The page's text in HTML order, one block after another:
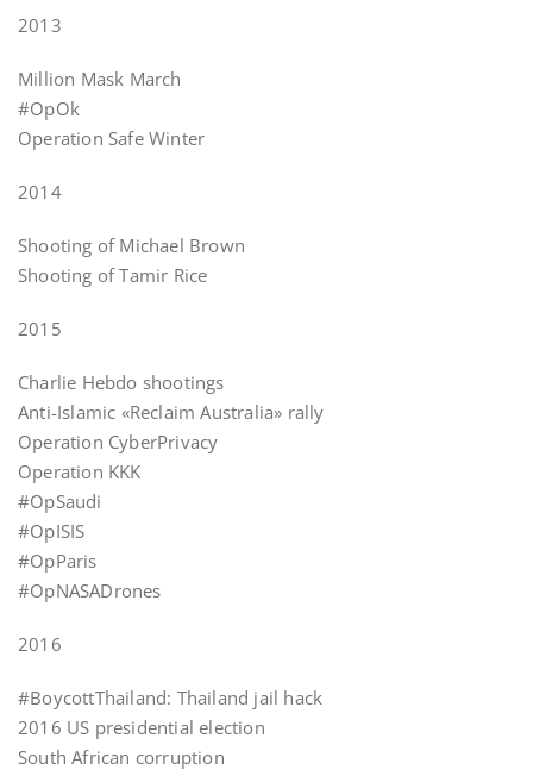
2013
Million Mask March
#OpOk
Operation Safe Winter
2014
Shooting of Michael Brown
Shooting of Tamir Rice
2015
Charlie Hebdo shootings
Anti-Islamic «Reclaim Australia» rally
Operation CyberPrivacy
Operation KKK
#OpSaudi
#OpISIS
#OpParis
#OpNASADrones
2016
#BoycottThailand: Thailand jail hack
2016 US presidential election
South African corruption